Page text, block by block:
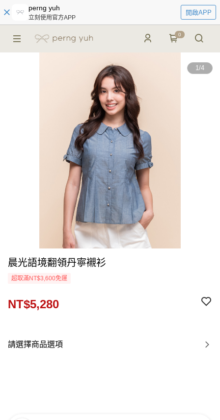
perng yuh
立刻使用官方APP
開啟APP
0
1/4
晨光語境翻領丹寧襯衫
超取滿NT$3,600免運
NT$5,280
請選擇商品選項